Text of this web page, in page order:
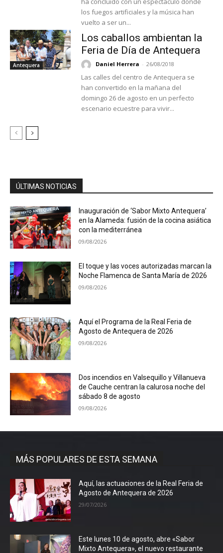
los fuegos artificiales y la música han
vuelto a ser un...
Antequera
Los caballos ambientan la
Feria de Día de Antequera
Daniel Herrera - 26/08/2018
Las calles del centro de Antequera se
han convertido en la mañana del
domingo 26 de agosto en un perfecto
escenario ecuestre para vivir...
ÚLTIMAS NOTICIAS
Inauguración de ‘Sabor Mixto Antequera’
en la Alameda: fusión de la cocina asiática
con la mediterránea
09/08/2026
El toque y las voces autorizadas marcan la
Noche Flamenca de Santa María de 2026
09/08/2026
Aquí el Programa de la Real Feria de
Agosto de Antequera de 2026
09/08/2026
Dos incendios en Valsequillo y Villanueva
de Cauche centran la calurosa noche del
sábado 8 de agosto
09/08/2026
MÁS POPULARES DE ESTA SEMANA
Aquí, las actuaciones de la Real Feria de
Agosto de Antequera de 2026
29/07/2026
Este lunes 10 de agosto, abre «Sabor
Mixto Antequera», el nuevo restaurante